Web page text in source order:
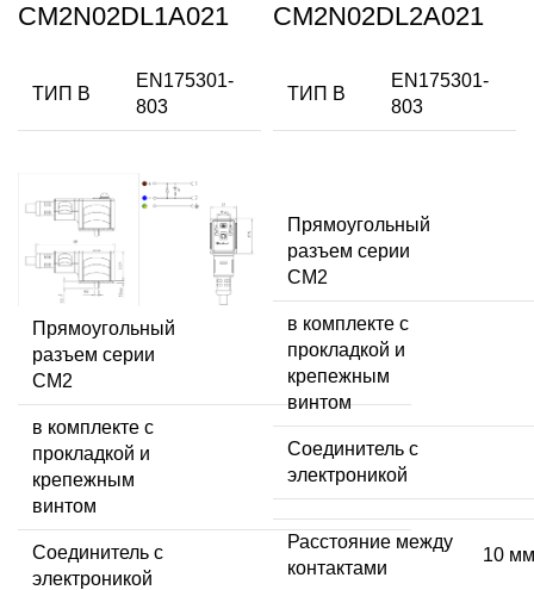
CM2N02DL1A021
ТИП В
EN175301-
803
Прямоугольный
разъем серии
CM2
в комплекте с
прокладкой и
крепежным
винтом
Соединитель с
электроникой
CM2N02DL2A021
ТИП В
EN175301-
803
Прямоугольный
разъем серии
CM2
в комплекте с
прокладкой и
крепежным
винтом
Соединитель с
электроникой
Расстояние между
контактами
10 мм